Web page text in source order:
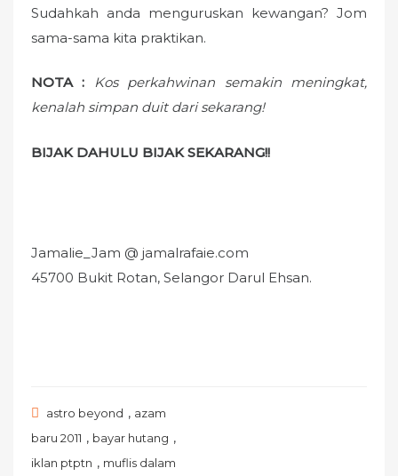
Sudahkah anda menguruskan kewangan? Jom
sama-sama kita praktikan.
NOTA :
Kos perkahwinan semakin meningkat,
kenalah simpan duit dari sekarang!
BIJAK DAHULU BIJAK SEKARANG!!
Jamalie_Jam @ jamalrafaie.com
45700 Bukit Rotan, Selangor Darul Ehsan.
astro beyond , azam
baru 2011 , bayar hutang ,
iklan ptptn , muflis dalam